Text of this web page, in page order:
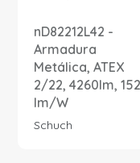
nD82212L42 -
Armadura
Metálica, ATEX
2/22, 4260lm, 152
lm/W
Schuch